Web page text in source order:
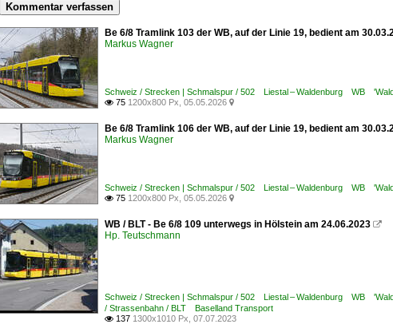
Kommentar verfassen
Be 6/8 Tramlink 103 der WB, auf der Linie 19, bedient am
Markus Wagner
Schweiz / Strecken | Schmalspur / 502 Liestal – Waldenburg WB
 75 1200x800 Px, 05.05.2026 
Be 6/8 Tramlink 106 der WB, auf der Linie 19, bedient am
Markus Wagner
Schweiz / Strecken | Schmalspur / 502 Liestal – Waldenburg WB
 75 1200x800 Px, 05.05.2026 
WB / BLT - Be 6/8 109 unterwegs in Hölstein am 24.06.2023 
Hp. Teutschmann
Schweiz / Strecken | Schmalspur / 502 Liestal – Waldenburg WB
/ Strassenbahn / BLT Baselland Transport
 137 1300x1010 Px, 07.07.2023